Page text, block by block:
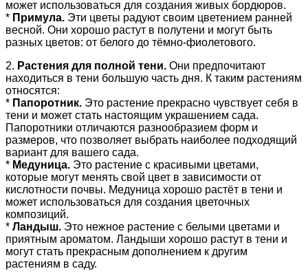
может использоваться для создания живых бордюров.
* Примула. Эти цветы радуют своим цветением ранней
весной. Они хорошо растут в полутени и могут быть
разных цветов: от белого до тёмно-фиолетового.
2. Растения для полной тени. Они предпочитают
находиться в тени большую часть дня. К таким растениям
относятся:
* Папоротник. Это растение прекрасно чувствует себя в
тени и может стать настоящим украшением сада.
Папоротники отличаются разнообразием форм и
размеров, что позволяет выбрать наиболее подходящий
вариант для вашего сада.
* Медуница. Это растение с красивыми цветами,
которые могут менять свой цвет в зависимости от
кислотности почвы. Медуница хорошо растёт в тени и
может использоваться для создания цветочных
композиций.
* Ландыш. Это нежное растение с белыми цветами и
приятным ароматом. Ландыши хорошо растут в тени и
могут стать прекрасным дополнением к другим
растениям в саду.